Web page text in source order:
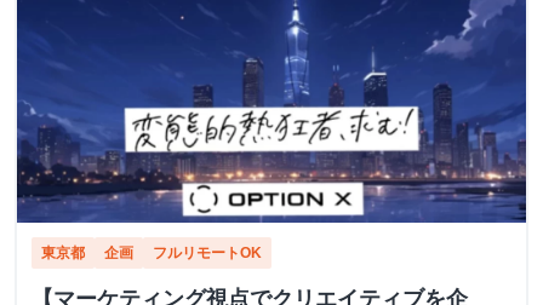
東京都 企画 フルリモートOK
【マーケティング視点でクリエイティブを企